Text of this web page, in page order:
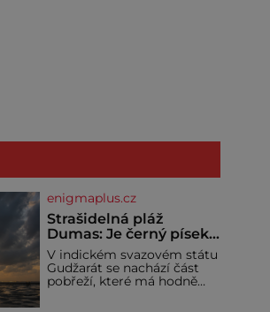
enigmaplus.cz
Strašidelná pláž
Dumas: Je černý písek
podhoubím, ze kterého
roste zlo?
V indickém svazovém státu
Gudžarát se nachází část
pobřeží, které má hodně